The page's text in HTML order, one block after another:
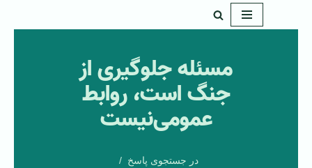
مسئله جلوگیری از
جنگ است، روابط
عمومی‌نیست
در جستجوی پاسخ